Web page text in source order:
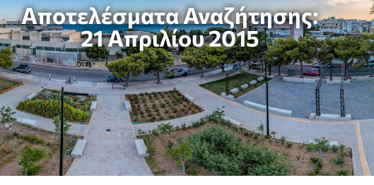
Αποτελέσματα Αναζήτησης:
21 Απριλίου 2015